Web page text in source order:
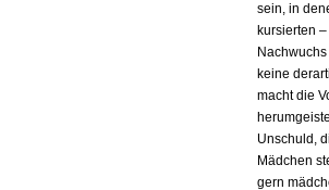
sein, in
kursierten
keine
macht die
Unschuld,
Mädchen
gern